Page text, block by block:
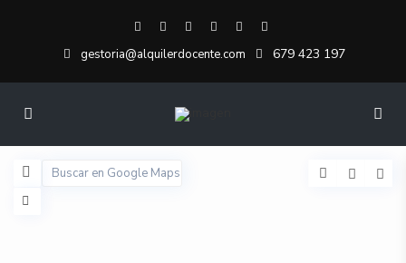
gestoria@alquilerdocente.com 679 423 197